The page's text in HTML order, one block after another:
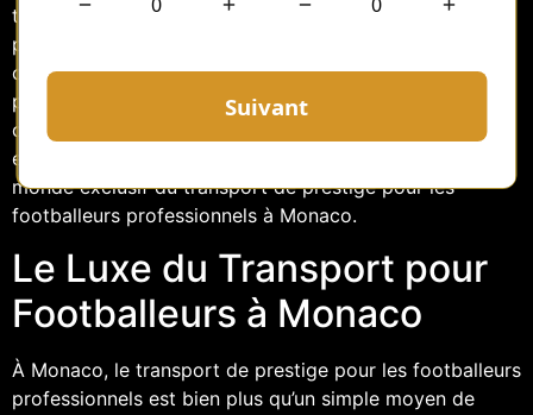
tant que domicile de nombreux footballeurs
professionnels, elle offre un cadre de vie exceptionnel
où le luxe est à chaque coin de rue. Le transport de
prestige pour ces athlètes n’échappe pas à cette règle,
offrant des services haut de gamme qui répondent aux
exigences les plus élevées. Explorons ensemble le
monde exclusif du transport de prestige pour les
footballeurs professionnels à Monaco.
Le Luxe du Transport pour
Footballeurs à Monaco
À Monaco, le transport de prestige pour les footballeurs
professionnels est bien plus qu’un simple moyen de